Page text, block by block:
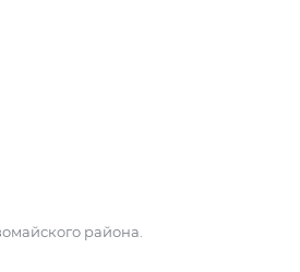
района.